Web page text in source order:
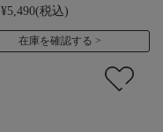
¥5,490(税込)
在庫を確認する